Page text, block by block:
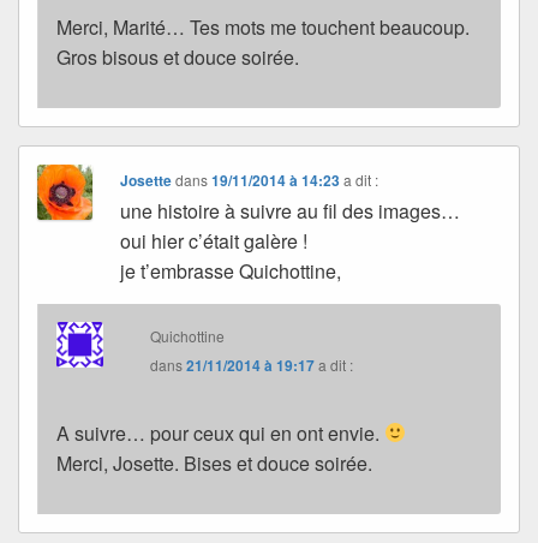
Merci, Marité… Tes mots me touchent beaucoup.
Gros bisous et douce soirée.
Josettedans19/11/2014 à 14:23 a dit :
une histoire à suivre au fil des images…
oui hier c’était galère !
je t’embrasse Quichottine,
Quichottine
dans21/11/2014 à 19:17a dit :
A suivre… pour ceux qui en ont envie.
Merci, Josette. Bises et douce soirée.